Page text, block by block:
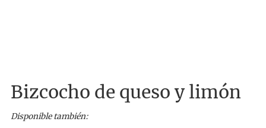
Bizcocho de queso y limón
Disponible también: